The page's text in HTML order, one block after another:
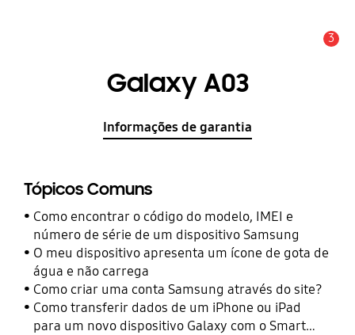
3
Galaxy A03
Informações de garantia
Tópicos Comuns
Como encontrar o código do modelo, IMEI e
número de série de um dispositivo Samsung
O meu dispositivo apresenta um ícone de gota de
água e não carrega
Como criar uma conta Samsung através do site?
Como transferir dados de um iPhone ou iPad
para um novo dispositivo Galaxy com o Smart